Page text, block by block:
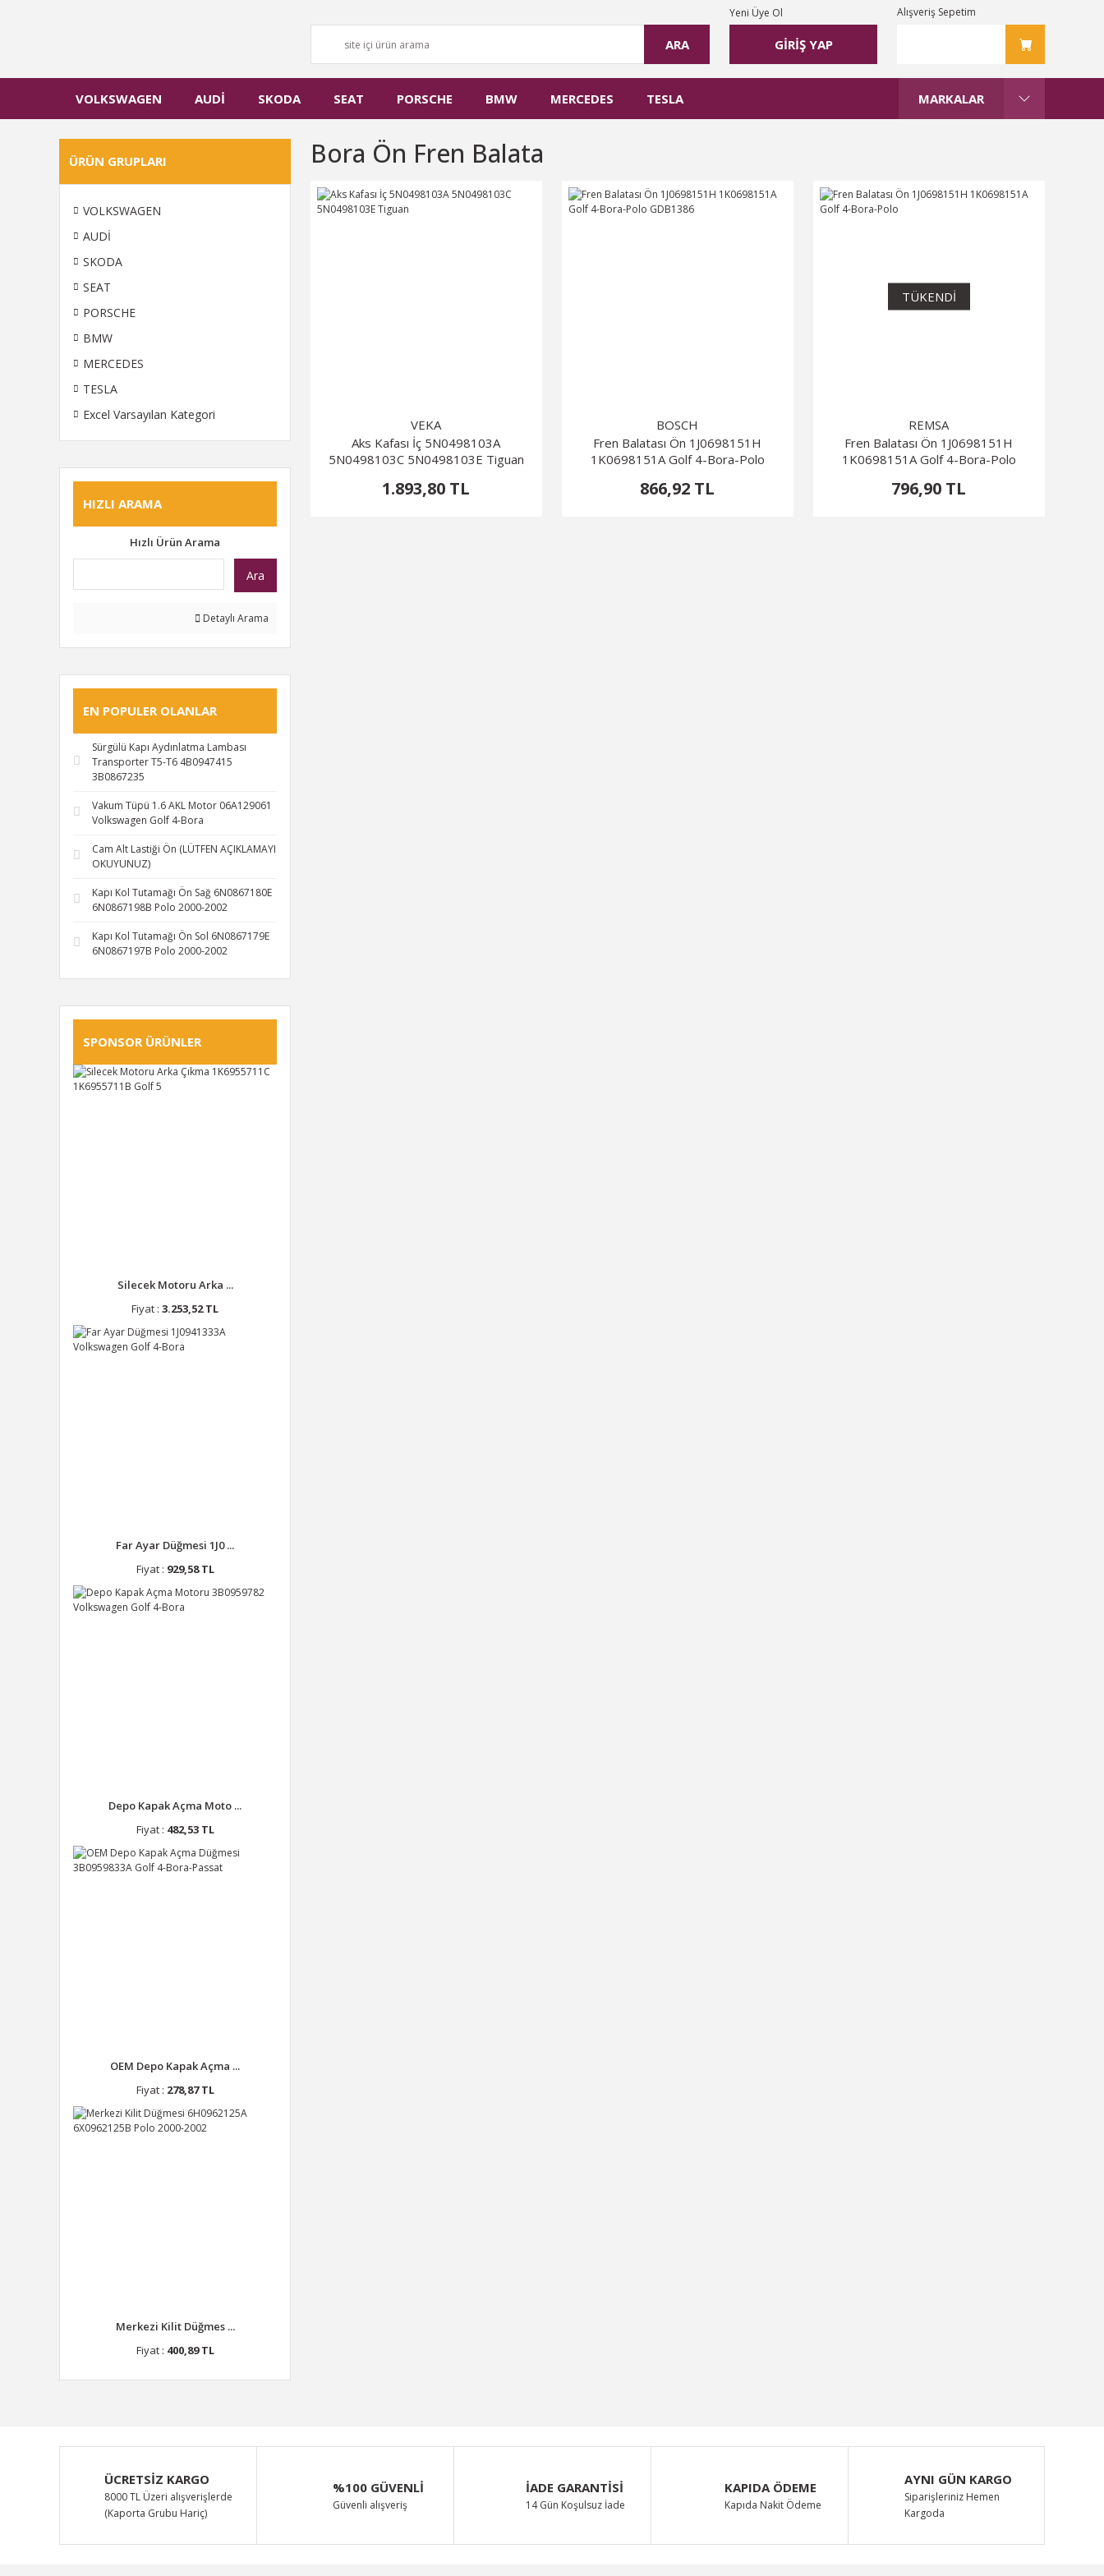
ARA GİRİŞ YAP
Yeni Üye Ol Alışveriş Sepetim
VOLKSWAGEN AUDİ SKODA SEAT PORSCHE BMW MERCEDES TESLA MARKALAR
ÜRÜN GRUPLARI
VOLKSWAGEN
AUDİ
SKODA
SEAT
PORSCHE
BMW
MERCEDES
TESLA
Excel Varsayılan Kategori
HIZLI ARAMA
Hızlı Ürün Arama
Ara
Detaylı Arama
EN POPULER OLANLAR
Sürgülü Kapı Aydınlatma Lambası
Transporter T5-T6 4B0947415
3B0867235
Vakum Tüpü 1.6 AKL Motor 06A129061
Volkswagen Golf 4-Bora
Cam Alt Lastiği Ön (LÜTFEN AÇIKLAMAYI
OKUYUNUZ)
Kapı Kol Tutamağı Ön Sağ 6N0867180E
6N0867198B Polo 2000-2002
Kapı Kol Tutamağı Ön Sol 6N0867179E
6N0867197B Polo 2000-2002
SPONSOR ÜRÜNLER
Silecek Motoru Arka ...
Fiyat : 3.253,52 TL
Far Ayar Düğmesi 1J0 ...
Fiyat : 929,58 TL
Depo Kapak Açma Moto ...
Fiyat : 482,53 TL
OEM Depo Kapak Açma ...
Fiyat : 278,87 TL
Merkezi Kilit Düğmes ...
Fiyat : 400,89 TL
Bora Ön Fren Balata
VEKA
Aks Kafası İç 5N0498103A
5N0498103C 5N0498103E Tiguan
1.893,80 TL
BOSCH
Fren Balatası Ön 1J0698151H
1K0698151A Golf 4-Bora-Polo
866,92 TL
TÜKENDİ
REMSA
Fren Balatası Ön 1J0698151H
1K0698151A Golf 4-Bora-Polo
796,90 TL
ÜCRETSİZ KARGO
8000 TL Üzeri alışverişlerde
(Kaporta Grubu Hariç)
%100 GÜVENLİ
Güvenli alışveriş
İADE GARANTİSİ
14 Gün Koşulsuz İade
KAPIDA ÖDEME
Kapıda Nakit Ödeme
AYNI GÜN KARGO
Siparişleriniz Hemen
Kargoda